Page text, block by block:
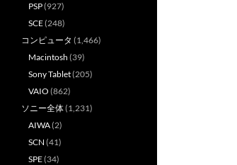
PSP(927)
SCE(248)
コンピュータ (1,466)
Macintosh (39)
Sony Tablet(205)
VAIO (862)
ソニー全体(1,231)
AIWA(2)
SCN (41)
SPE(34)